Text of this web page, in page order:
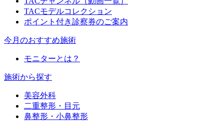
TACモデルコレクション
ポイント付き診察券のご案内
今月のおすすめ施術
モニターとは？
施術から探す
美容外科
二重整形・目元
鼻整形・小鼻整形